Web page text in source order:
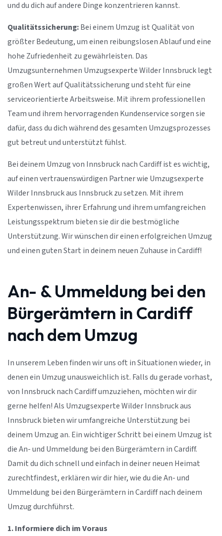
und du dich auf andere Dinge konzentrieren kannst.
Qualitätssicherung:Bei einem Umzug ist Qualität von
größter Bedeutung, um einen reibungslosen Ablauf und eine
hohe Zufriedenheit zu gewährleisten. Das
Umzugsunternehmen Umzugsexperte Wilder Innsbruck legt
großen Wert auf Qualitätssicherung und steht für eine
serviceorientierte Arbeitsweise. Mit ihrem professionellen
Team und ihrem hervorragenden Kundenservice sorgen sie
dafür, dass du dich während des gesamten Umzugsprozesses
gut betreut und unterstützt fühlst.
Bei deinem Umzug von Innsbruck nach Cardiff ist es wichtig,
auf einen vertrauenswürdigen Partner wie Umzugsexperte
Wilder Innsbruck aus Innsbruck zu setzen. Mit ihrem
Expertenwissen, ihrer Erfahrung und ihrem umfangreichen
Leistungsspektrum bieten sie dir die bestmögliche
Unterstützung. Wir wünschen dir einen erfolgreichen Umzug
und einen guten Start in deinem neuen Zuhause in Cardiff!
An- & Ummeldung bei den
Bürgerämtern in Cardiff
nach dem Umzug
In unserem Leben finden wir uns oft in Situationen wieder, in
denen ein Umzug unausweichlich ist. Falls du gerade vorhast,
von Innsbruck nach Cardiff umzuziehen, möchten wir dir
gerne helfen! Als Umzugsexperte Wilder Innsbruck aus
Innsbruck bieten wir umfangreiche Unterstützung bei
deinem Umzug an. Ein wichtiger Schritt bei einem Umzug ist
die An- und Ummeldung bei den Bürgerämtern in Cardiff.
Damit du dich schnell und einfach in deiner neuen Heimat
zurechtfindest, erklären wir dir hier, wie du die An- und
Ummeldung bei den Bürgerämtern in Cardiff nach deinem
Umzug durchführst.
1. Informiere dich im Voraus